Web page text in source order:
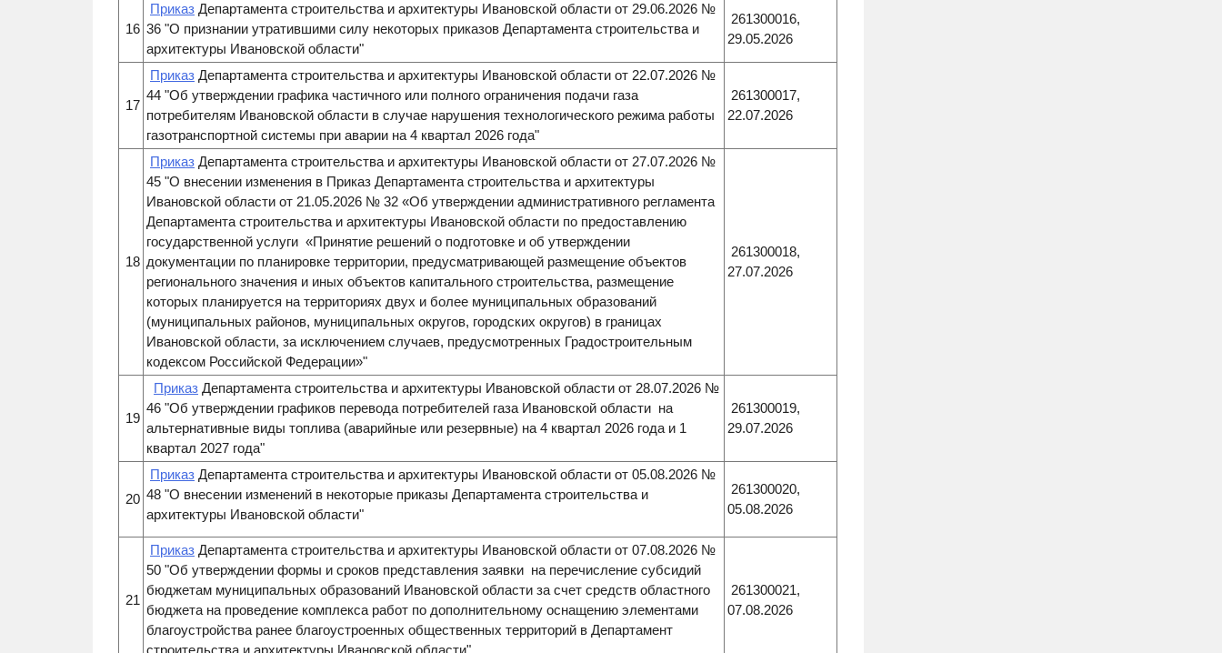
16
Приказ Департамента строительства и архитектуры Ивановской области от 29.06.2026 №
36 "О признании утратившими силу некоторых приказов Департамента строительства и
архитектуры Ивановской области"
261300016,
29.05.2026
17
Приказ Департамента строительства и архитектуры Ивановской области от 22.07.2026 №
44 "Об утверждении графика частичного или полного ограничения подачи газа
потребителям Ивановской области в случае нарушения технологического режима работы
газотранспортной системы при аварии на 4 квартал 2026 года"
261300017,
22.07.2026
18
Приказ Департамента строительства и архитектуры Ивановской области от 27.07.2026 №
45 "О внесении изменения в Приказ Департамента строительства и архитектуры
Ивановской области от 21.05.2026 № 32 «Об утверждении административного регламента
Департамента строительства и архитектуры Ивановской области по предоставлению
государственной услуги «Принятие решений о подготовке и об утверждении
документации по планировке территории, предусматривающей размещение объектов
регионального значения и иных объектов капитального строительства, размещение
которых планируется на территориях двух и более муниципальных образований
(муниципальных районов, муниципальных округов, городских округов) в границах
Ивановской области, за исключением случаев, предусмотренных Градостроительным
кодексом Российской Федерации»"
261300018,
27.07.2026
19
Приказ Департамента строительства и архитектуры Ивановской области от 28.07.2026 №
46 "Об утверждении графиков перевода потребителей газа Ивановской области на
альтернативные виды топлива (аварийные или резервные) на 4 квартал 2026 года и 1
квартал 2027 года"
261300019,
29.07.2026
20
Приказ Департамента строительства и архитектуры Ивановской области от 05.08.2026 №
48 "О внесении изменений в некоторые приказы Департамента строительства и
архитектуры Ивановской области"
261300020,
05.08.2026
21
Приказ Департамента строительства и архитектуры Ивановской области от 07.08.2026 №
50 "Об утверждении формы и сроков представления заявки на перечисление субсидий
бюджетам муниципальных образований Ивановской области за счет средств областного
бюджета на проведение комплекса работ по дополнительному оснащению элементами
благоустройства ранее благоустроенных общественных территорий в Департамент
строительства и архитектуры Ивановской области"
261300021,
07.08.2026